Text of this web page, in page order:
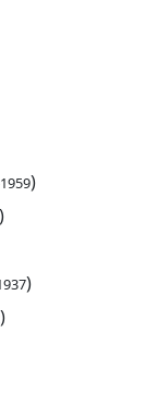
)
)
)
)